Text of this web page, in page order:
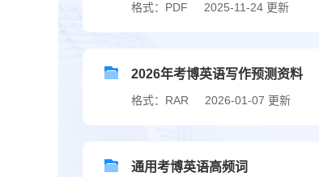
格式：PDF 2025-11-24 更新
2026年考博英语写作预测资料
格式：RAR 2026-01-07 更新
通用考博英语高频词